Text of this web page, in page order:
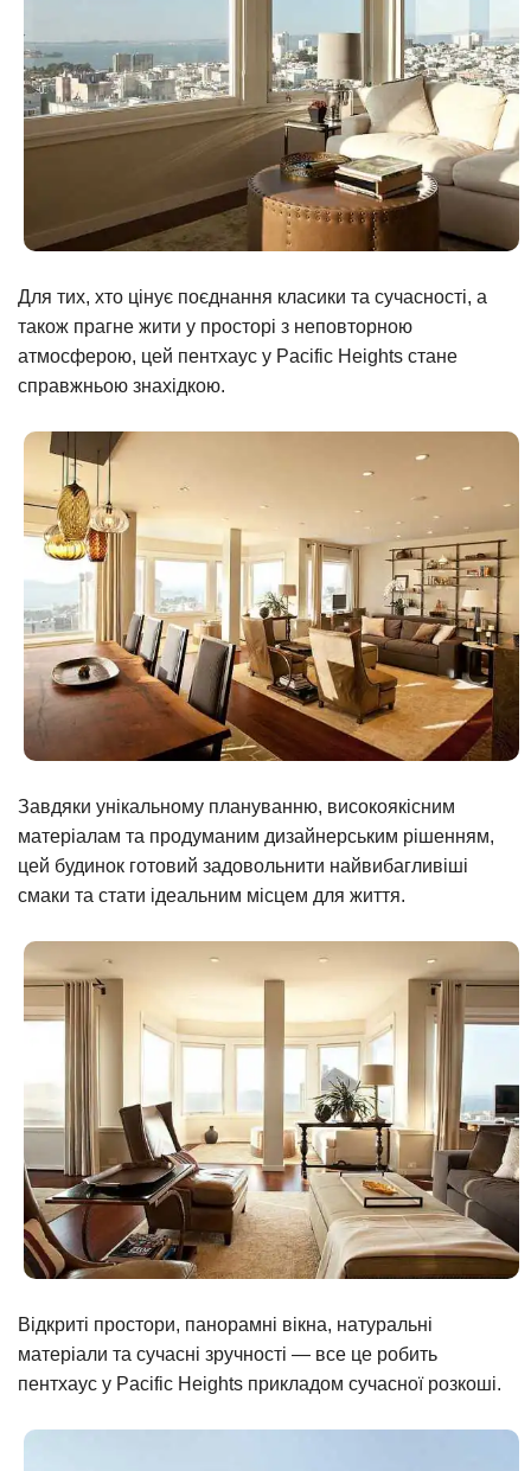
Для тих, хто цінує поєднання класики та сучасності, а
також прагне жити у просторі з неповторною
атмосферою, цей пентхаус у Pacific Heights стане
справжньою знахідкою.
Завдяки унікальному плануванню, високоякісним
матеріалам та продуманим дизайнерським рішенням,
цей будинок готовий задовольнити найвибагливіші
смаки та стати ідеальним місцем для життя.
Відкриті простори, панорамні вікна, натуральні
матеріали та сучасні зручності — все це робить
пентхаус у Pacific Heights прикладом сучасної розкоші.